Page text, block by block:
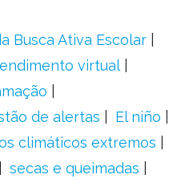
Busca Ativa Escolar
virtual
de alertas
El niño
climáticos extremos
secas e queimadas